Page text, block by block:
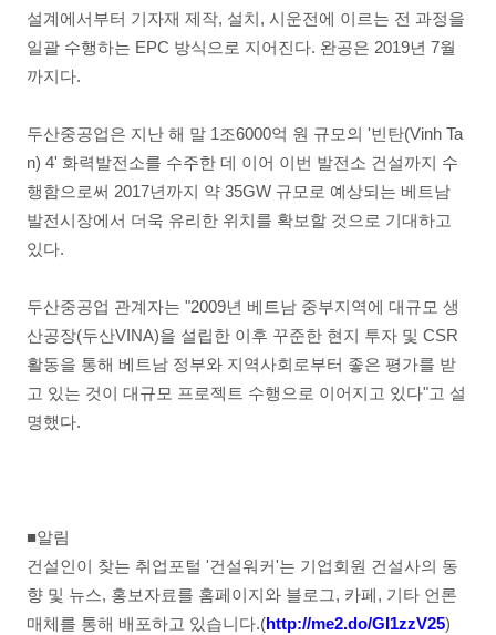
설계에서부터 기자재 제작, 설치, 시운전에 이르는 전 과정을
일괄 수행하는 EPC 방식으로 지어진다. 완공은 2019년 7월
까지다.
두산중공업은 지난 해 말 1조6000억 원 규모의 '빈탄(Vinh Ta
n) 4' 화력발전소를 수주한 데 이어 이번 발전소 건설까지 수
행함으로써 2017년까지 약 35GW 규모로 예상되는 베트남
발전시장에서 더욱 유리한 위치를 확보할 것으로 기대하고
있다.
두산중공업 관계자는 "2009년 베트남 중부지역에 대규모 생
산공장(두산VINA)을 설립한 이후 꾸준한 현지 투자 및 CSR
활동을 통해 베트남 정부와 지역사회로부터 좋은 평가를 받
고 있는 것이 대규모 프로젝트 수행으로 이어지고 있다"고 설
명했다.
■알림
건설인이 찾는 취업포털 '건설워커'는 기업회원 건설사의 동
향 및 뉴스, 홍보자료를 홈페이지와 블로그, 카페, 기타 언론
매체를 통해 배포하고 있습니다.(http://me2.do/GI1zzV25)